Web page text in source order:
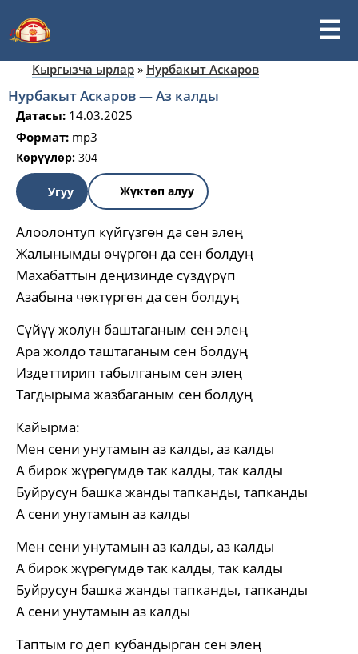
Кыргызча ырлар » Нурбакыт Аскаров
Нурбакыт Аскаров — Аз калды
Датасы: 14.03.2025
Формат: mp3
Көрүүлөр: 304
Угуу Жүктөп алуу
Алоолонтуп күйгүзгөн да сен элең
Жалынымды өчүргөн да сен болдуң
Махабаттын деңизинде сүздүрүп
Азабына чөктүргөн да сен болдуң
Сүйүү жолун баштаганым сен элең
Ара жолдо таштаганым сен болдуң
Издеттирип табылганым сен элең
Тагдырыма жазбаганым сен болдуң
Кайырма:
Мен сени унутамын аз калды, аз калды
А бирок жүрөгүмдө так калды, так калды
Буйрусун башка жанды тапканды, тапканды
А сени унутамын аз калды
Мен сени унутамын аз калды, аз калды
А бирок жүрөгүмдө так калды, так калды
Буйрусун башка жанды тапканды, тапканды
А сени унутамын аз калды
Таптым го деп кубандырган сен элең